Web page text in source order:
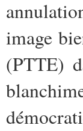
image
(PTTE)